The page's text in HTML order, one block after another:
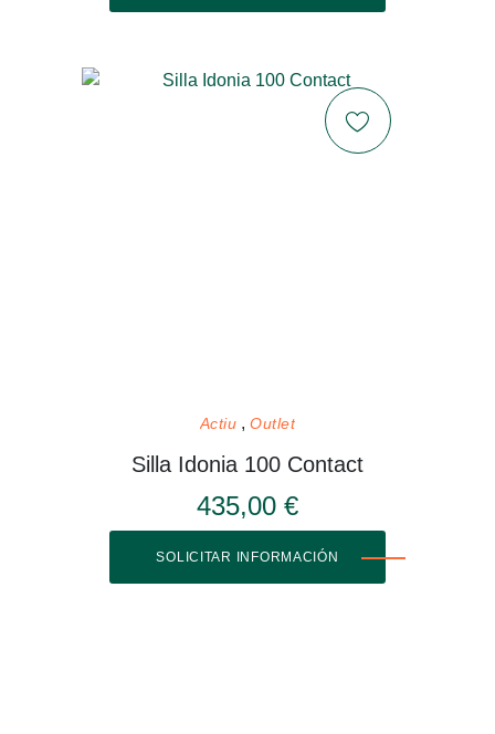
Actiu Outlet
Silla Idonia 100 Contact
435,00 €
SOLICITAR INFORMACIÓN